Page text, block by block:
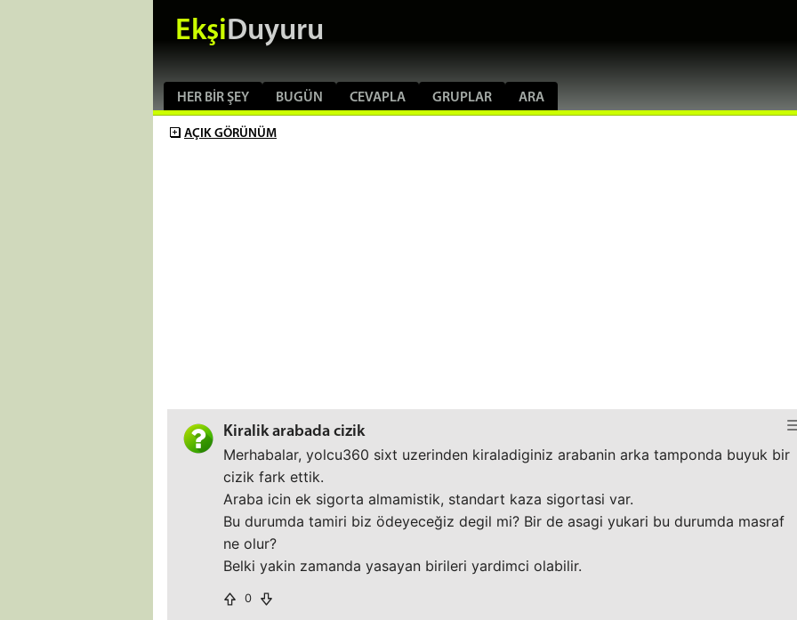
EkşiDuyuru
HER BIR ŞEY BUGÜN CEVAPLA GRUPLAR ARA
AÇIK GÖRÜNÜM
Kiralik arabada cizik
Merhabalar, yolcu360 sixt uzerinden kiraladiginiz arabanin arka tamponda buyuk bir
cizik fark ettik.
Araba icin ek sigorta almamistik, standart kaza sigortasi var.
Bu durumda tamiri biz ödeyeceğiz degil mi? Bir de asagi yukari bu durumda masraf
ne olur?
Belki yakin zamanda yasayan birileri yardimci olabilir.
0